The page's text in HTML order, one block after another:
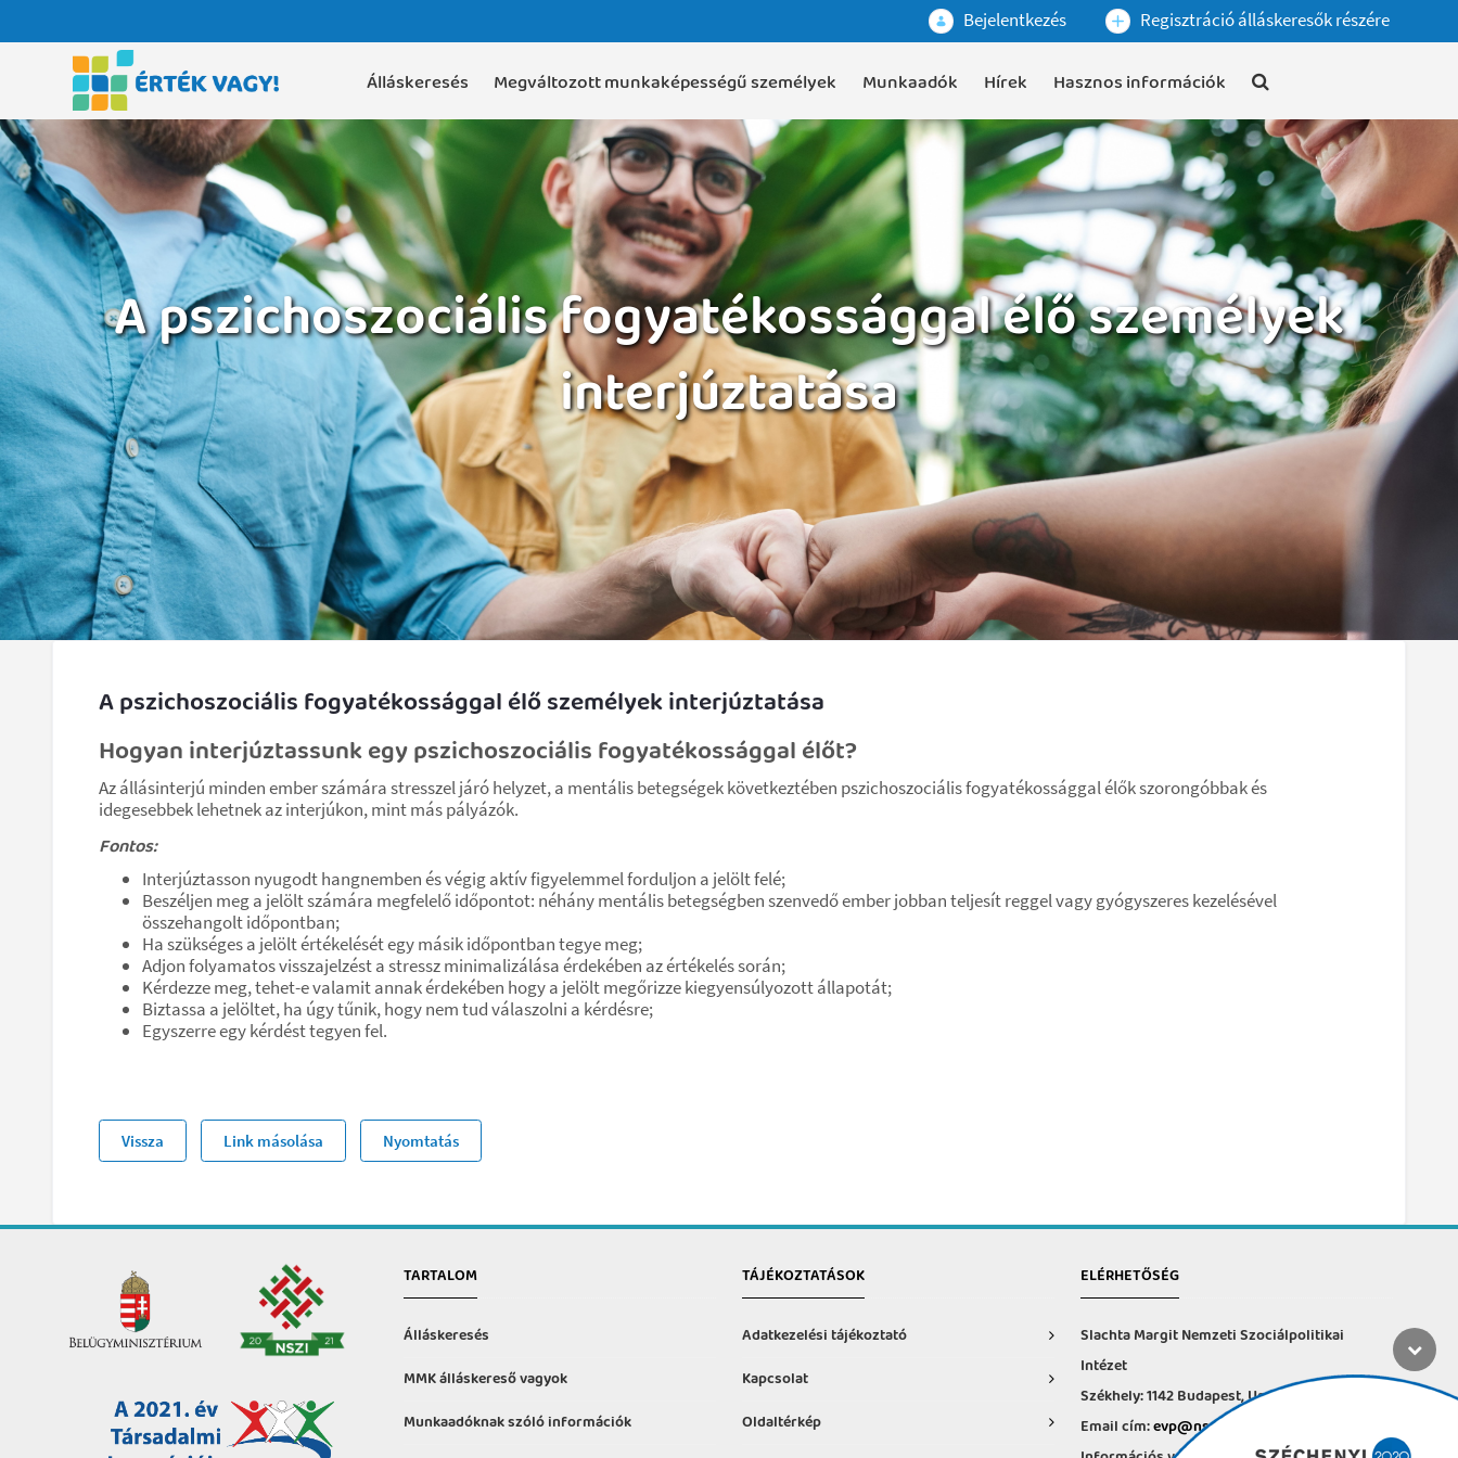
Bejelentkezés Regisztráció álláskeresők részére
Álláskeresés Megváltozott munkaképességű személyek Munkaadók Hírek Hasznos információk
A pszichoszociális fogyatékossággal élő személyek
interjúztatása
A pszichoszociális fogyatékossággal élő személyek interjúztatása
Hogyan interjúztassunk egy pszichoszociális fogyatékossággal élőt?
Az állásinterjú minden ember számára stresszel járó helyzet, a mentális betegségek következtében pszichoszociális fogyatékossággal élők szorongóbbak és
idegesebbek lehetnek az interjúkon, mint más pályázók.
Fontos:
Interjúztasson nyugodt hangnemben és végig aktív figyelemmel forduljon a jelölt felé;
Beszéljen meg a jelölt számára megfelelő időpontot: néhány mentális betegségben szenvedő ember jobban teljesít reggel vagy gyógyszeres kezelésével
összehangolt időpontban;
Ha szükséges a jelölt értékelését egy másik időpontban tegye meg;
Adjon folyamatos visszajelzést a stressz minimalizálása érdekében az értékelés során;
Kérdezze meg, tehet-e valamit annak érdekében hogy a jelölt megőrizze kiegyensúlyozott állapotát;
Biztassa a jelöltet, ha úgy tűnik, hogy nem tud válaszolni a kérdésre;
Egyszerre egy kérdést tegyen fel.
Vissza Link másolása Nyomtatás
TARTALOM
Álláskeresés
MMK álláskereső vagyok
Munkaadóknak szóló információk
TÁJÉKOZTATÁSOK
Adatkezelési tájékoztató
Kapcsolat
Oldaltérkép
ELÉRHETŐSÉG
Slachta Margit Nemzeti Szociálpolitikai
Intézet
Székhely: 1142 Budapest, Ungvár u. 64-66.
Email cím:evp@nszi.hu